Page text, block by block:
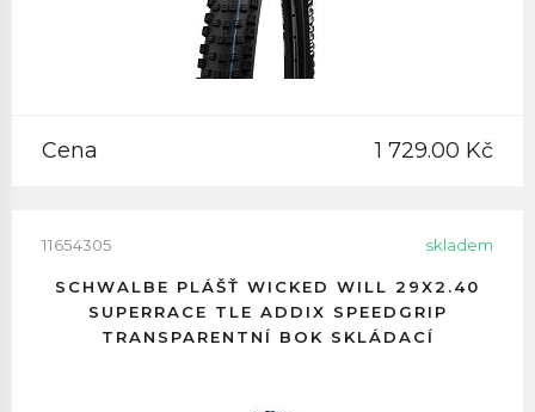
Cena 1 729.00 Kč
11654305 skladem
SCHWALBE PLÁŠŤ WICKED WILL 29X2.40
SUPERRACE TLE ADDIX SPEEDGRIP
TRANSPARENTNÍ BOK SKLÁDACÍ